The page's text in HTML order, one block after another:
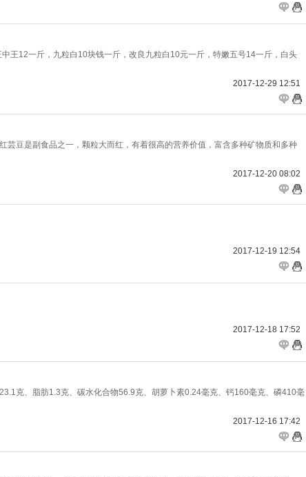
王12一斤，九粒白10块钱一斤，改良九粒白10元一斤，特嫩五号14一斤，白头
2017-12-29 12:51
芸豆是副食品之一，颗粒大而红，有着很高的营养价值，富含多种矿物质和多种
2017-12-20 08:02
2017-12-19 12:54
2017-12-18 17:52
克、脂肪1.3克、碳水化合物56.9克、胡萝卜素0.24毫克、钙160毫克、磷410毫
2017-12-16 17:42